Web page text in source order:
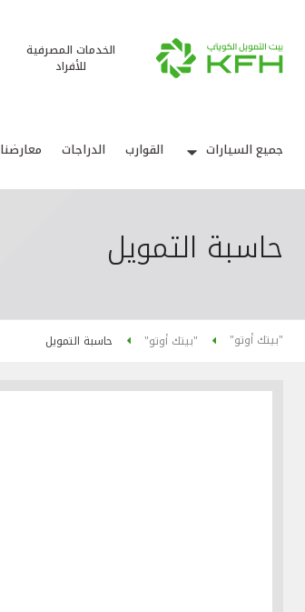
الخدمات المصرفية
للأفراد
جميع السيارات القوارب الدراجات معارضنا
حاسبة التمويل
"بيتك أوتو" "بيتك أوتو" حاسبة التمويل